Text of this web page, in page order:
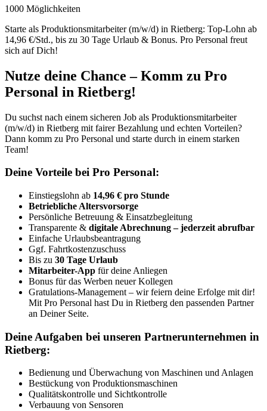
1000 Möglichkeiten
Starte als Produktionsmitarbeiter (m/w/d) in Rietberg: Top-Lohn ab
14,96 €/Std., bis zu 30 Tage Urlaub & Bonus. Pro Personal freut
sich auf Dich!
Nutze deine Chance – Komm zu Pro
Personal in Rietberg!
Du suchst nach einem sicheren Job als Produktionsmitarbeiter
(m/w/d) in Rietberg mit fairer Bezahlung und echten Vorteilen?
Dann komm zu Pro Personal und starte durch in einem starken
Team!
Deine Vorteile bei Pro Personal:
Einstiegslohn ab 14,96 € pro Stunde
Betriebliche Altersvorsorge
Persönliche Betreuung & Einsatzbegleitung
Transparente & digitale Abrechnung – jederzeit abrufbar
Einfache Urlaubsbeantragung
Ggf. Fahrtkostenzuschuss
Bis zu 30 Tage Urlaub
Mitarbeiter-App für deine Anliegen
Bonus für das Werben neuer Kollegen
Gratulations-Management – wir feiern deine Erfolge mit dir!
Mit Pro Personal hast Du in Rietberg den passenden Partner
an Deiner Seite.
Deine Aufgaben bei unseren Partnerunternehmen in
Rietberg:
Bedienung und Überwachung von Maschinen und Anlagen
Bestückung von Produktionsmaschinen
Qualitätskontrolle und Sichtkontrolle
Verbauung von Sensoren